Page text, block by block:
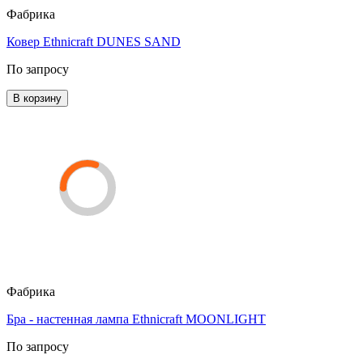
Фабрика
Ковер Ethnicraft DUNES SAND
По запросу
В корзину
Фабрика
Бра - настенная лампа Ethnicraft MOONLIGHT
По запросу